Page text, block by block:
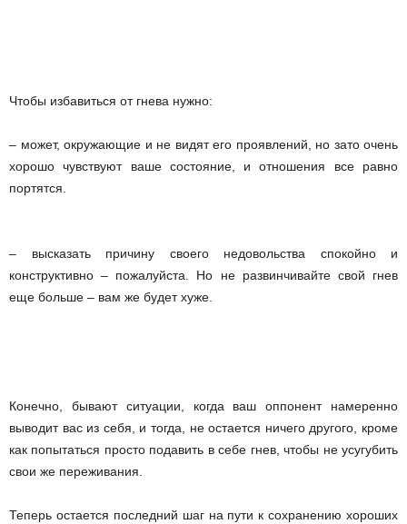
Чтобы избавиться от гнева нужно:
– может, окружающие и не видят его проявлений, но зато очень
хорошо чувствуют ваше состояние, и отношения все равно
портятся.
– высказать причину своего недовольства спокойно и
конструктивно – пожалуйста. Но не развинчивайте свой гнев
еще больше – вам же будет хуже.
Конечно, бывают ситуации, когда ваш оппонент намеренно
выводит вас из себя, и тогда, не остается ничего другого, кроме
как попытаться просто подавить в себе гнев, чтобы не усугубить
свои же переживания.
Теперь остается последний шаг на пути к сохранению хороших